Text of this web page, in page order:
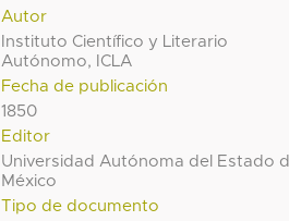
Autor
Instituto Científico y Literario
Autónomo, ICLA
Fecha de publicación
1850
Editor
Universidad Autónoma del Estado
México
Tipo de documento